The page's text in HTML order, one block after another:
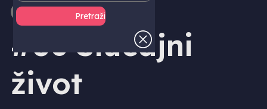
IZDAVAŠTVO - DVD
#06 Slučajni
život